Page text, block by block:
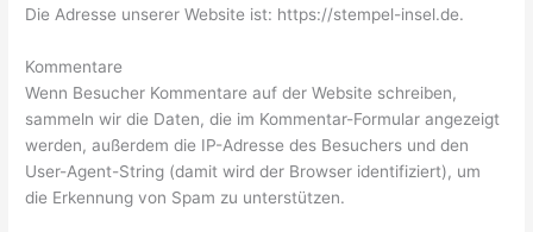
Die Adresse unserer Website ist: https://stempel-insel.de.
Kommentare
Wenn Besucher Kommentare auf der Website schreiben,
sammeln wir die Daten, die im Kommentar-Formular angezeigt
werden, außerdem die IP-Adresse des Besuchers und den
User-Agent-String (damit wird der Browser identifiziert), um
die Erkennung von Spam zu unterstützen.